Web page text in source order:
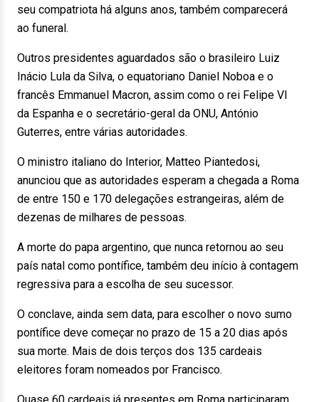
seu compatriota há alguns anos, também comparecerá
ao funeral.
Outros presidentes aguardados são o brasileiro Luiz
Inácio Lula da Silva, o equatoriano Daniel Noboa e o
francês Emmanuel Macron, assim como o rei Felipe VI
da Espanha e o secretário-geral da ONU, António
Guterres, entre várias autoridades.
O ministro italiano do Interior, Matteo Piantedosi,
anunciou que as autoridades esperam a chegada a Roma
de entre 150 e 170 delegações estrangeiras, além de
dezenas de milhares de pessoas.
A morte do papa argentino, que nunca retornou ao seu
país natal como pontífice, também deu início à contagem
regressiva para a escolha de seu sucessor.
O conclave, ainda sem data, para escolher o novo sumo
pontífice deve começar no prazo de 15 a 20 dias após
sua morte. Mais de dois terços dos 135 cardeais
eleitores foram nomeados por Francisco.